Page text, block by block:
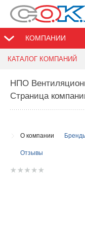
КОМПАНИИ
КАТАЛОГ КОМПАНИЙ
НПО
Страница
О компании
Отзывы